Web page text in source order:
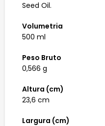
Seed Oil.
Volumetria
500 ml
Peso Bruto
0,566 g
Altura (cm)
23,6 cm
Largura (cm)